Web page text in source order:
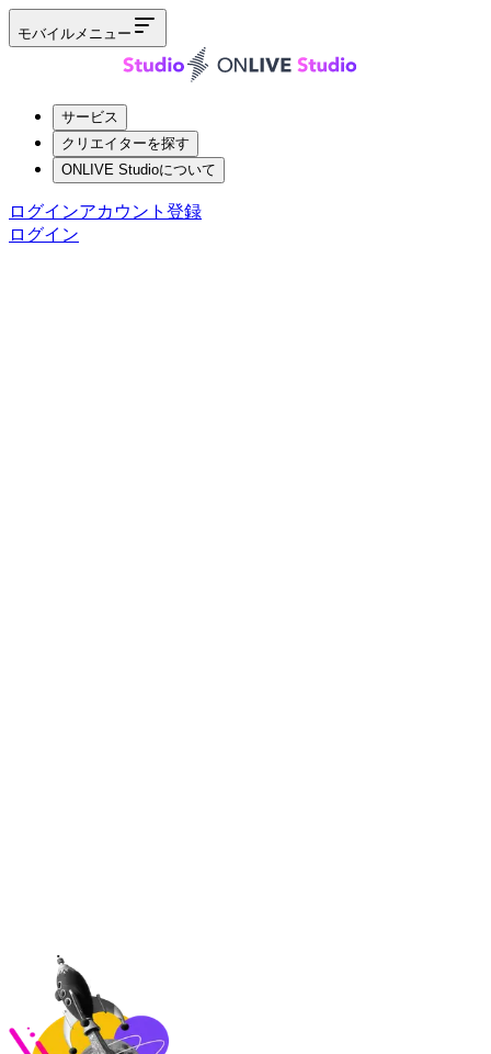
モバイルメニュー
サービス
クリエイターを探す
ONLIVE Studioについて
ログインアカウント登録
ログイン